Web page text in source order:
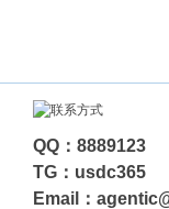
QQ：8889123
TG：usdc365
Email：